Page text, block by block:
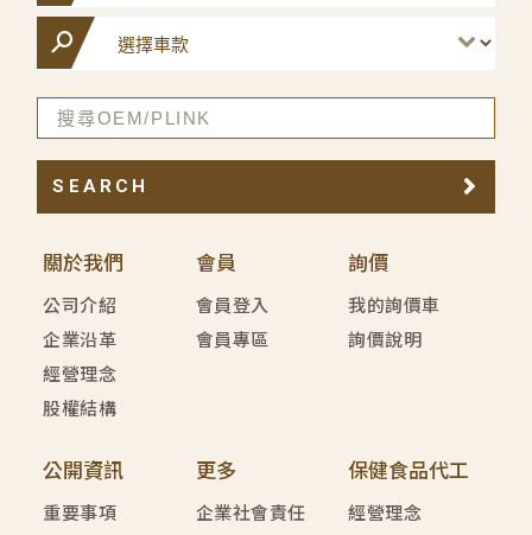
關於我們
公司介紹
企業沿革
經營理念
股權結構
會員
會員登入
會員專區
詢價
我的詢價車
詢價說明
公開資訊
重要事項
更多
企業社會責任
保健食品代工
經營理念
SEARCH